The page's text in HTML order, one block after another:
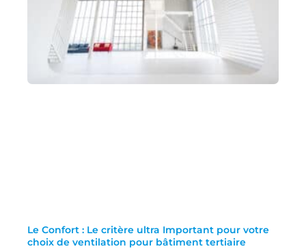
Le Confort : Le critère ultra Important pour votre
choix de ventilation pour bâtiment tertiaire